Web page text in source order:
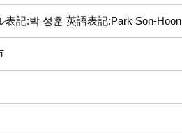
記:박 성훈 英語表記:Park Son-Hoon